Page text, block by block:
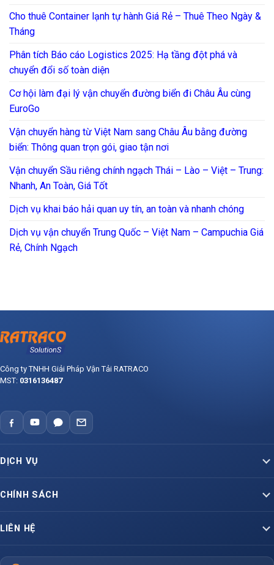
Cho thuê Container lạnh tự hành Giá Rẻ – Thuê Theo Ngày &
Tháng
Phân tích Báo cáo Logistics 2025: Hạ tầng đột phá và
chuyển đổi số toàn diện
Cơ hội làm đại lý vận chuyển đường biển đi Châu Âu cùng
EuroGo
Vận chuyển hàng từ Việt Nam sang Châu Âu bằng đường
biển: Thông quan trọn gói, giao tận nơi
Vận chuyển Sầu riêng chính ngạch Thái – Lào – Việt – Trung:
Nhanh, An Toàn, Giá Tốt
Dịch vụ khai báo hải quan uy tín, an toàn và nhanh chóng
Dịch vụ vận chuyển Trung Quốc – Việt Nam – Campuchia Giá
Rẻ, Chính Ngạch
Công ty TNHH Giải Pháp Vận Tải RATRACO
MST: 0316136487
DỊCH VỤ
Vận Tải Container Bắc – Nam
Vận Tải Container Lạnh
Container Liên Vận Quốc Tế
CHÍNH SÁCH
Báo giá dịch vụ vận tải
Hợp đồng vận chuyển mẫu
LIÊN HỆ